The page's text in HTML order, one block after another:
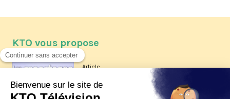
KTO vous propose
Article
Les reportages d'été 2026 de KTO